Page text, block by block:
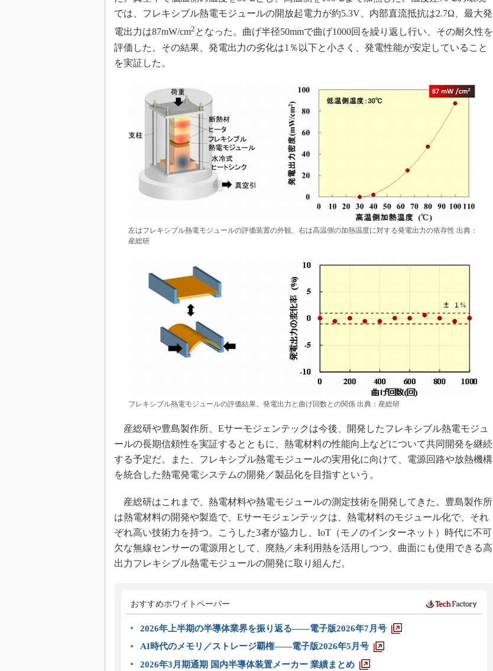
では、フレキシブル熱電モジュールの開放起電力が約5.3V、内部直流抵抗は2.7Ω、最大発
電出力は87mW/cm2 となった。曲げ半径50mmで曲げ1000回を繰り返し行い、その耐久性を
評価した。その結果、発電出力の劣化は1％以下と小さく、発電性能が安定していること
を実証した。
左はフレキシブル熱電モジュールの評価装置の外観、右は高温側の加熱温度に対する発電出力の依存性 出典：
産総研
フレキシブル熱電モジュールの評価結果。発電出力と曲げ回数との関係 出典：産総研
産総研や豊島製作所、Eサーモジェンテックは今後、開発したフレキシブル熱電モジュ
ールの長期信頼性を実証するとともに、熱電材料の性能向上などについて共同開発を継続
する予定だ。また、フレキシブル熱電モジュールの実用化に向けて、電源回路や放熱機構
を統合した熱電発電システムの開発／製品化を目指すという。
産総研はこれまで、熱電材料や熱電モジュールの測定技術を開発してきた。豊島製作所
は熱電材料の開発や製造で、Eサーモジェンテックは、熱電材料のモジュール化で、それ
ぞれ高い技術力を持つ。こうした3者が協力し、IoT（モノのインターネット）時代に不可
欠な無線センサーの電源用として、廃熱／未利用熱を活用しつつ、曲面にも使用できる高
出力フレキシブル熱電モジュールの開発に取り組んだ。
おすすめホワイトペーパー
2026年上半期の半導体業界を振り返る――電子版2026年7月号
AI時代のメモリ／ストレージ覇権――電子版2026年5月号
2026年3月期通期 国内半導体装置メーカー 業績まとめ